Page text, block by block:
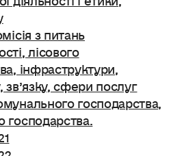
з питань
лісового
інфраструктури,
зв’язку, сфери послуг
господарства,